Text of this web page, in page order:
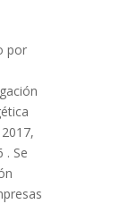
por
. Se